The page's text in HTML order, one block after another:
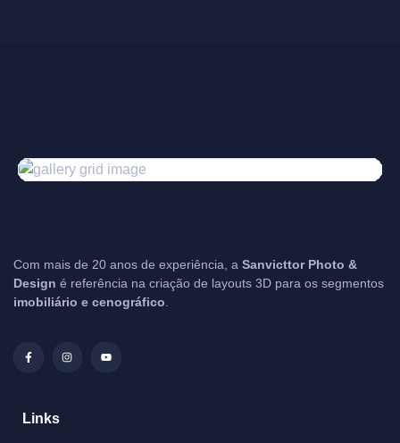
Com mais de 20 anos de experiência, a Sanvicttor Photo &
Design é referência na criação de layouts 3D para os segmentos
imobiliário e cenográfico
Links